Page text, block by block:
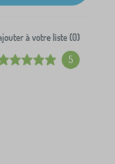
5
à votre liste (0)